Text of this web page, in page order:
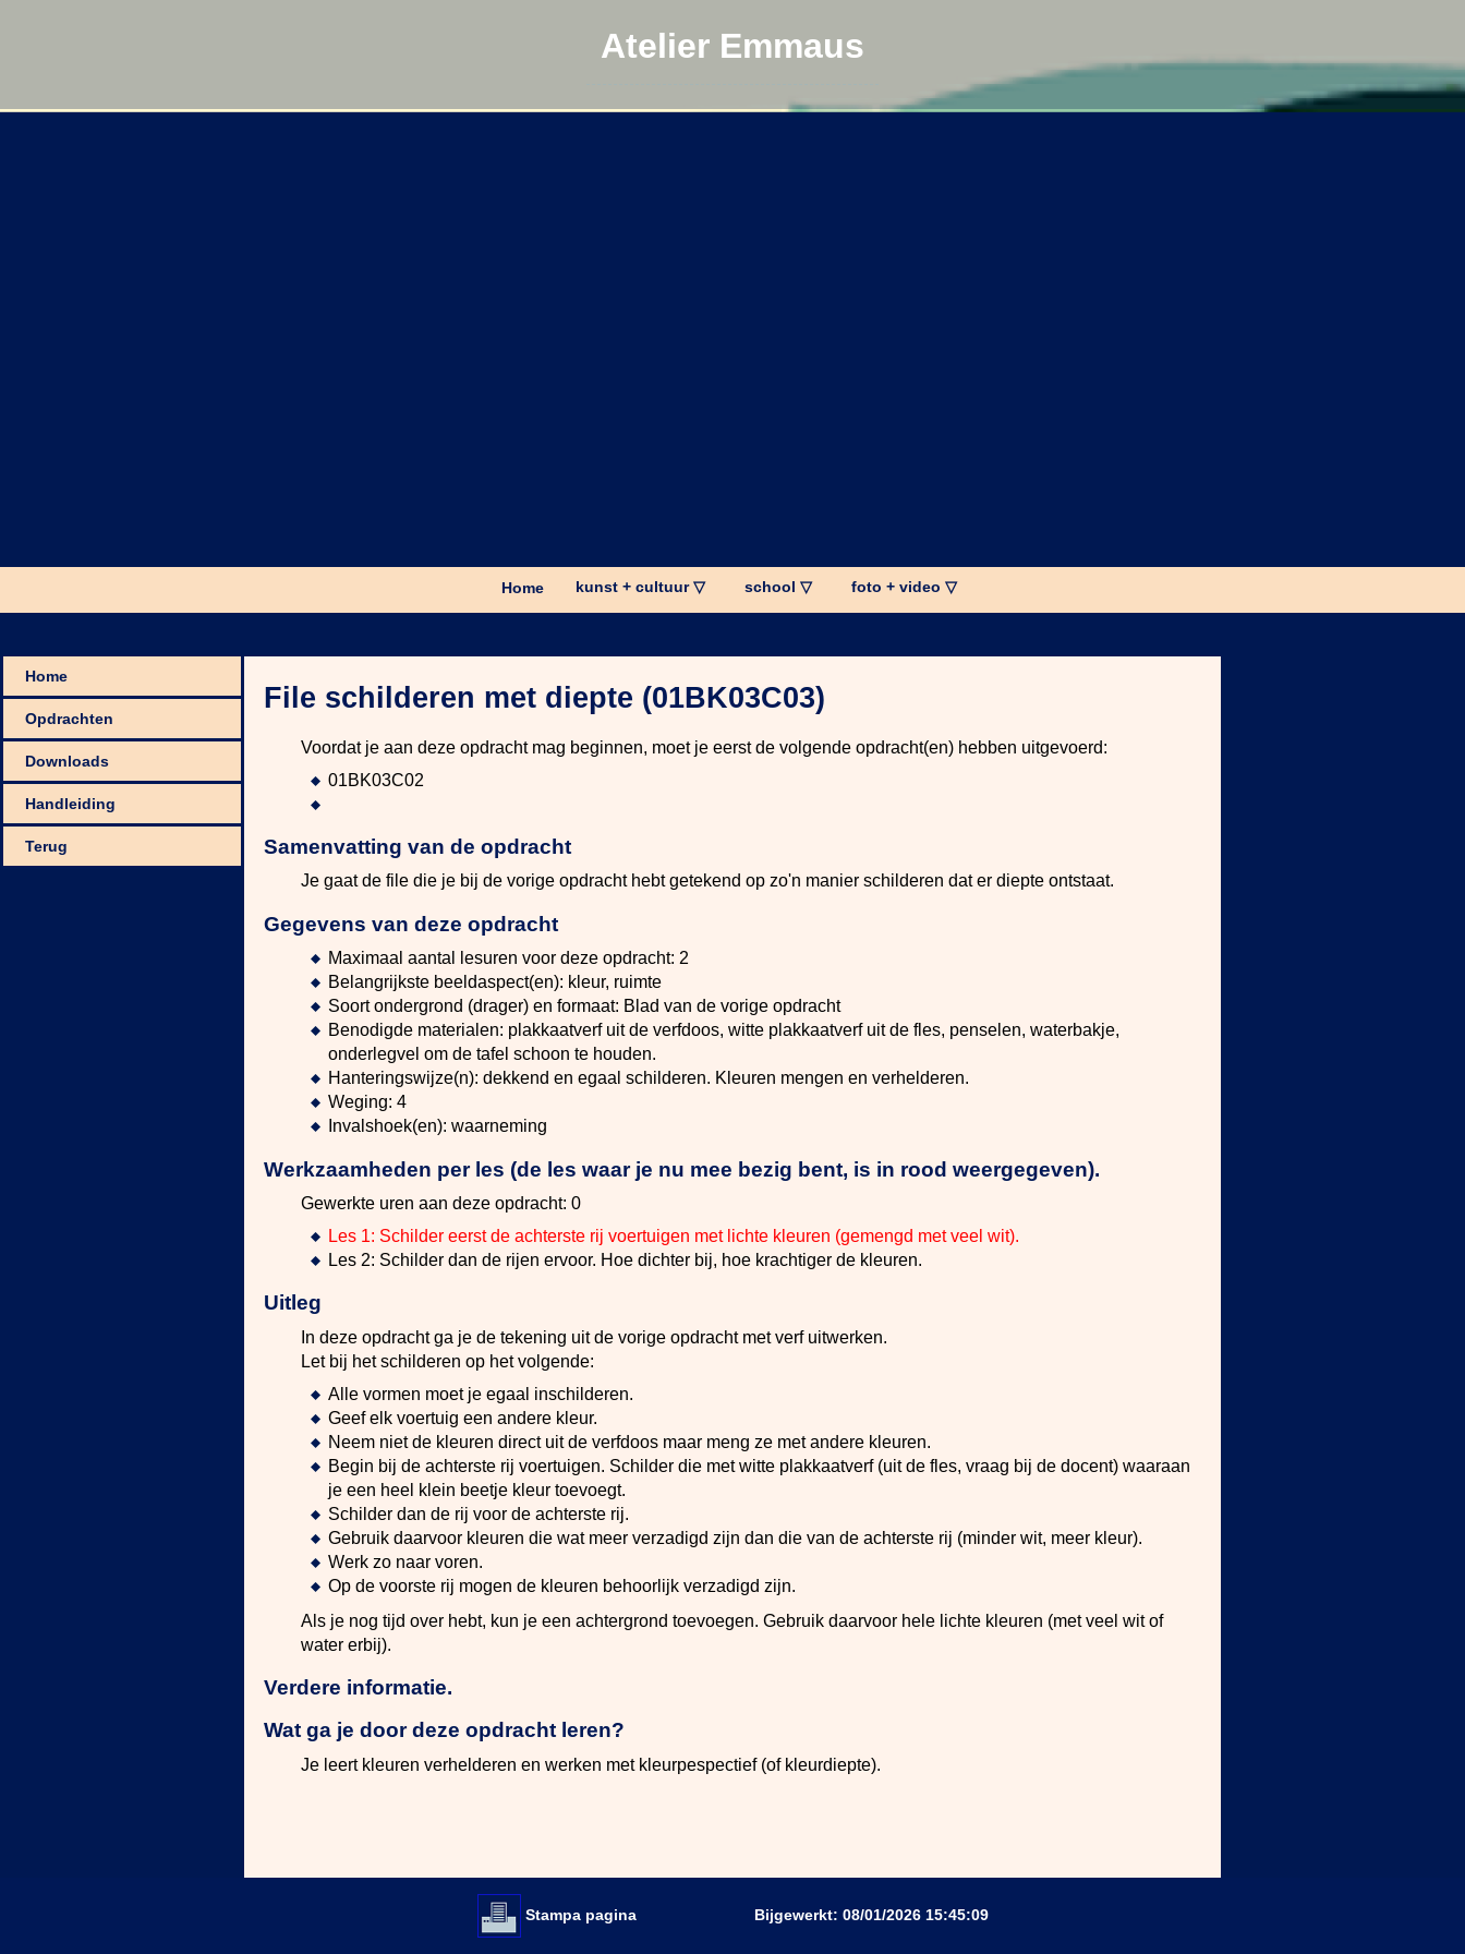
Atelier Emmaus
Home kunst + cultuur ▽ school ▽ foto + video ▽
Home
Opdrachten
Downloads
Handleiding
Terug
File schilderen met diepte (01BK03C03)
Voordat je aan deze opdracht mag beginnen, moet je eerst de volgende opdracht(en) hebben uitgevoerd:
01BK03C02
Samenvatting van de opdracht
Je gaat de file die je bij de vorige opdracht hebt getekend op zo'n manier schilderen dat er diepte ontstaat.
Gegevens van deze opdracht
Maximaal aantal lesuren voor deze opdracht: 2
Belangrijkste beeldaspect(en): kleur, ruimte
Soort ondergrond (drager) en formaat: Blad van de vorige opdracht
Benodigde materialen: plakkaatverf uit de verfdoos, witte plakkaatverf uit de fles, penselen, waterbakje,
onderlegvel om de tafel schoon te houden.
Hanteringswijze(n): dekkend en egaal schilderen. Kleuren mengen en verhelderen.
Weging: 4
Invalshoek(en): waarneming
Werkzaamheden per les (de les waar je nu mee bezig bent, is in rood weergegeven).
Gewerkte uren aan deze opdracht: 0
Les 1: Schilder eerst de achterste rij voertuigen met lichte kleuren (gemengd met veel wit).
Les 2: Schilder dan de rijen ervoor. Hoe dichter bij, hoe krachtiger de kleuren.
Uitleg
In deze opdracht ga je de tekening uit de vorige opdracht met verf uitwerken.
Let bij het schilderen op het volgende:
Alle vormen moet je egaal inschilderen.
Geef elk voertuig een andere kleur.
Neem niet de kleuren direct uit de verfdoos maar meng ze met andere kleuren.
Begin bij de achterste rij voertuigen. Schilder die met witte plakkaatverf (uit de fles, vraag bij de docent) waaraan
je een heel klein beetje kleur toevoegt.
Schilder dan de rij voor de achterste rij.
Gebruik daarvoor kleuren die wat meer verzadigd zijn dan die van de achterste rij (minder wit, meer kleur).
Werk zo naar voren.
Op de voorste rij mogen de kleuren behoorlijk verzadigd zijn.
Als je nog tijd over hebt, kun je een achtergrond toevoegen. Gebruik daarvoor hele lichte kleuren (met veel wit of
water erbij).
Verdere informatie.
Wat ga je door deze opdracht leren?
Je leert kleuren verhelderen en werken met kleurpespectief (of kleurdiepte).
Stampa pagina Bijgewerkt: 08/01/2026 15:45:09